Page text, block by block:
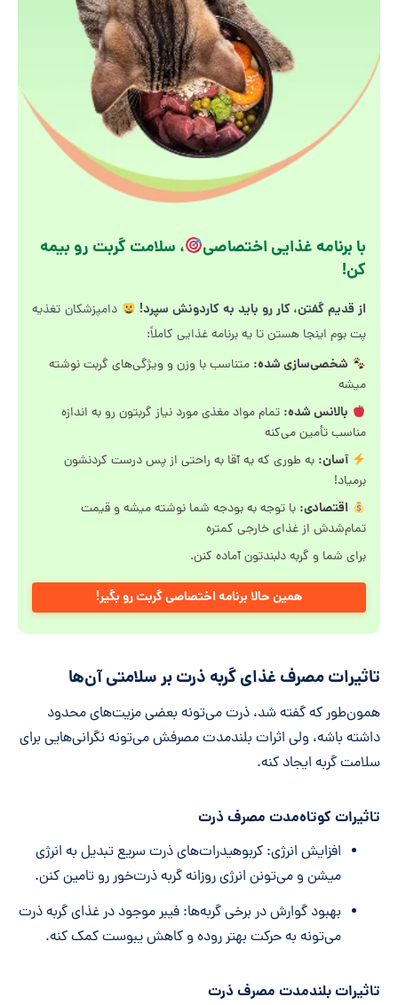
با برنامه غذایی اختصاصی
، سلامت گربت رو بیمه
کن!
از قدیم گفتن، کار رو باید به کاردونش سپرد!
دامپزشکان تغذیه
پت بوم اینجا هستن تا یه برنامه غذایی کاملاً:
شخصی‌سازی شده: متناسب با وزن و ویژگی‌های گربت نوشته
میشه
بالانس شده: تمام مواد مغذی مورد نیاز گربتون رو به اندازه
مناسب تأمین می‌کنه
آسان: به طوری که یه آقا به راحتی از پس درست کردنشون
برمیاد!
اقتصادی: با توجه به بودجه شما نوشته میشه و قیمت
تمام‌شدش از غذای خارجی کمتره
برای شما و گربه دلبندتون آماده کنن.
همین حالا برنامه اختصاصی گربت رو بگیر!
تاثیرات مصرف غذای گربه ذرت بر سلامتی آن‌ها
همون‌طور که گفته شد، ذرت می‌تونه بعضی مزیت‌های محدود
داشته باشه، ولی اثرات بلندمدت مصرفش می‌تونه نگرانی‌هایی برای
سلامت گربه ایجاد کنه.
تاثیرات کوتاه‌مدت مصرف ذرت
افزایش انرژی: کربوهیدرات‌های ذرت سریع تبدیل به انرژی
میشن و می‌تونن انرژی روزانه گربه ذرت‌خور رو تامین کنن.
بهبود گوارش در برخی گربه‌ها: فیبر موجود در غذای گربه ذرت
می‌تونه به حرکت بهتر روده و کاهش یبوست کمک کنه.
تاثیرات بلندمدت مصرف ذرت